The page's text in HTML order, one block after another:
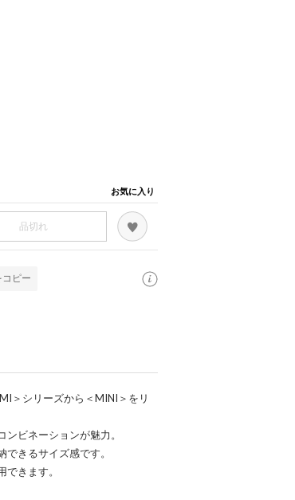
お気に入り
品切れ
ピー
＞シリーズから＜MINI＞をリ
ビネーションが魅力。
きるサイズ感です。
きます。